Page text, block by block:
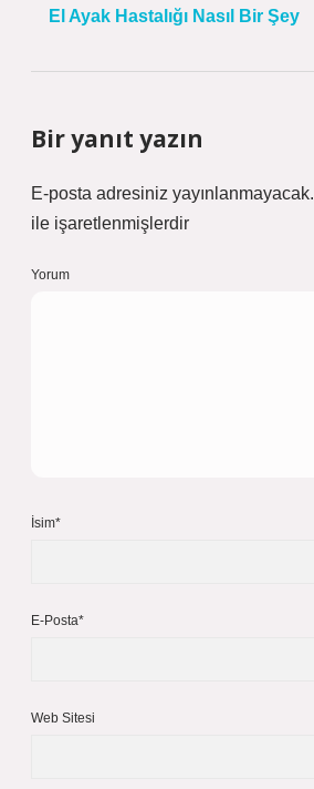
El Ayak Hastalığı Nasıl Bir Şey
Bir yanıt yazın
E-posta adresiniz yayınlanmayacak.
ile işaretlenmişlerdir
Yorum
İsim*
E-Posta*
Web Sitesi